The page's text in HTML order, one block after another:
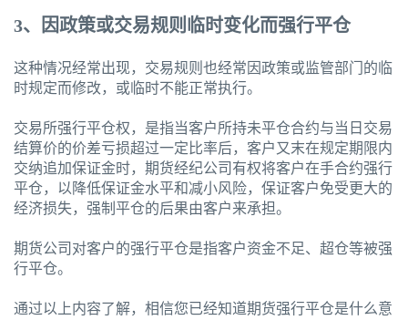
3、因政策或交易规则临时变化而强行平仓
这种情况经常出现，交易规则也经常因政策或监管部门的临
时规定而修改，或临时不能正常执行。
交易所强行平仓权，是指当客户所持未平仓合约与当日交易
结算价的价差亏损超过一定比率后，客户又末在规定期限内
交纳追加保证金时，期货经纪公司有权将客户在手合约强行
平仓，以降低保证金水平和减小风险，保证客户免受更大的
经济损失，强制平仓的后果由客户来承担。
期货公司对客户的强行平仓是指客户资金不足、超仓等被强
行平仓。
通过以上内容了解，相信您已经知道期货强行平仓是什么意